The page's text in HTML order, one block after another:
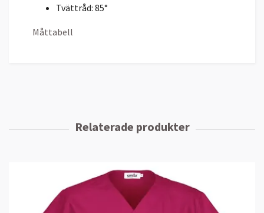
Tvättråd: 85°
Måttabell